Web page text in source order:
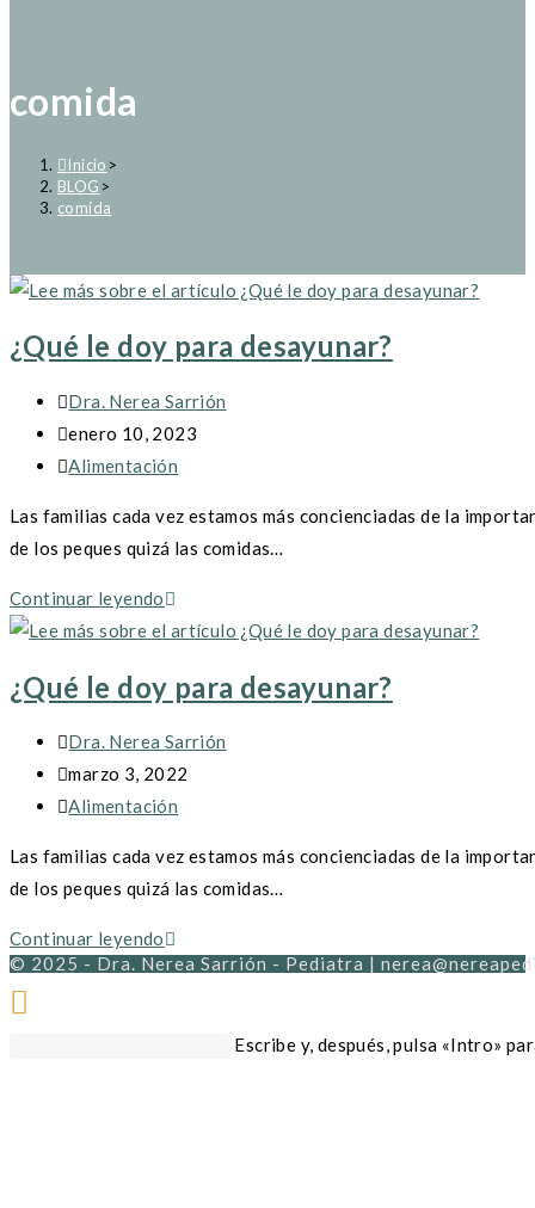
comida
Inicio >
BLOG >
comida
¿Qué le doy para desayunar?
Autor
de
la
Dra. Nerea Sarrión
Publicación
de
entrada:
enero 10, 2023
Categoría
la
entrada:
Alimentación
Las familias cada vez estamos más concienciadas de la
de los peques quizá las comidas…
Continuar leyendo¿Qué
le
para
¿Qué le doy para desayunar?
Autor
de
la
Dra. Nerea Sarrión
Publicación
de
entrada:
marzo 3, 2022
Categoría
la
entrada:
Alimentación
Las familias cada vez estamos más concienciadas de la
de los peques quizá las comidas…
Continuar leyendo¿Qué
le
© 2025 - Dra. Nerea Sarrión - Pediatra |
Escribe y, después, pulsa «Intro»